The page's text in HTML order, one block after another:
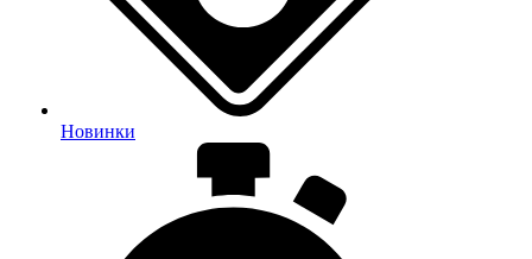
Новинки